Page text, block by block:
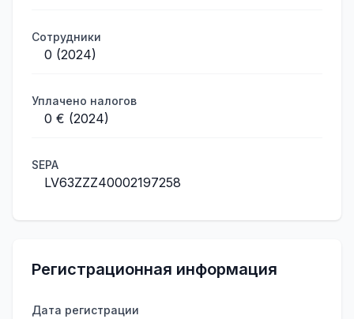
Сотрудники
0 (2024)
Уплачено налогов
0 € (2024)
SEPA
LV63ZZZ40002197258
Регистрационная информация
Дата регистрации